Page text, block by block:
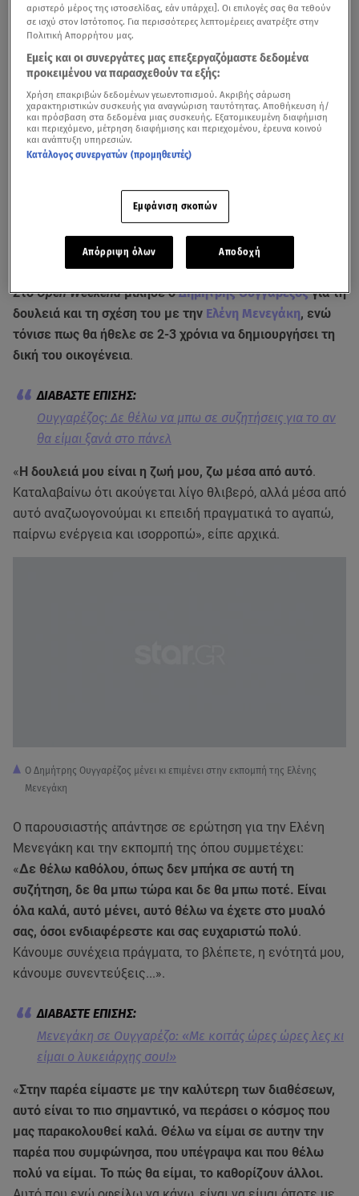
Δείτε όσα είπε ο Δημήτρης Ουγγαρέζος στην εκπομπή του OPEN
ΣτοOpen Weekendμίλησε οΔημήτρης Ουγγαρέζοςγια τη
δουλειά και τη σχέση του με την Ελένη Μενεγάκη, ενώ
τόνισε πως θα ήθελε σε 2-3 χρόνια να δημιουργήσει τη
δική του οικογένεια.
Ουγγαρέζος: Δε θέλω να μπω σε συζητήσεις για το αν
θα είμαι ξανά στο πάνελ
«Η δουλειά μου είναι η ζωή μου, ζω μέσα από αυτό.
Καταλαβαίνω ότι ακούγεται λίγο θλιβερό, αλλά μέσα από
αυτό αναζωογονούμαι κι επειδή πραγματικά το αγαπώ,
παίρνω ενέργεια και ισορροπώ», είπε αρχικά.
Ο Δημήτρης Ουγγαρέζος μένει κι επιμένει στην εκπομπή της Ελένης
Μενεγάκη
Ο παρουσιαστής απάντησε σε ερώτηση για την Ελένη
Μενεγάκη και την εκπομπή της όπου συμμετέχει:
«Δε θέλω καθόλου, όπως δεν μπήκα σε αυτή τη
συζήτηση, δε θα μπω τώρα και δε θα μπω ποτέ. Είναι
όλα καλά, αυτό μένει, αυτό θέλω να έχετε στο μυαλό
σας, όσοι ενδιαφέρεστε και σας ευχαριστώ πολύ.
Κάνουμε συνέχεια πράγματα, το βλέπετε, η ενότητά μου,
κάνουμε συνεντεύξεις...».
Μενεγάκη σε Ουγγαρέζο: «Με κοιτάς ώρες ώρες λες κι
είμαι ο λυκειάρχης σου!»
«Στην παρέα είμαστε με την καλύτερη των διαθέσεων,
αυτό είναι το πιο σημαντικό, να περάσει ο κόσμος που
μας παρακολουθεί καλά. Θέλω να είμαι σε αυτην την
παρέα που συμφώνησα, που υπέγραψα και που θέλω
πολύ να είμαι. Το πώς θα είμαι, το καθορίζουν άλλοι.
αριστερό μέρος της ιστοσελίδας, εάν υπάρχει]. Οι επιλογές σας θα τεθούν
σε ισχύ στον Ιστότοπος. Για περισσότερες λεπτομέρειες ανατρέξτε στην
Πολιτική Απορρήτου μας.
Εμείς και οι συνεργάτες μας επεξεργαζόμαστε δεδομένα
προκειμένου να παρασχεθούν τα εξής:
Χρήση επακριβών δεδομένων γεωεντοπισμού. Ακριβής σάρωση
χαρακτηριστικών συσκευής για αναγνώριση ταυτότητας. Αποθήκευση ή/
και πρόσβαση στα δεδομένα μιας συσκευής. Εξατομικευμένη διαφήμιση
και περιεχόμενο, μέτρηση διαφήμισης και περιεχομένου, έρευνα κοινού
και ανάπτυξη υπηρεσιών.
Κατάλογος συνεργατών (προμηθευτές)
Εμφάνιση σκοπών
Απόρριψη όλων Αποδοχή